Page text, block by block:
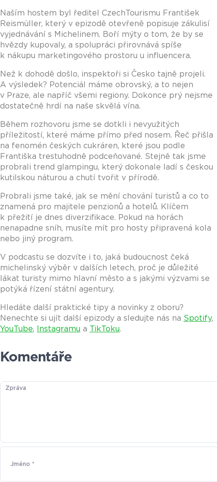
Naším hostem byl ředitel CzechTourismu František
Reismüller, který v epizodě otevřeně popisuje zákulisí
vyjednávání s Michelinem. Boří mýty o tom, že by se
hvězdy kupovaly, a spolupráci přirovnává spíše
k nákupu marketingového prostoru u influencera.
Než k dohodě došlo, inspektoři si Česko tajně projeli.
A výsledek? Potenciál máme obrovský, a to nejen
v Praze, ale napříč všemi regiony. Dokonce prý nejsme
dostatečně hrdí na naše skvělá vína.
Během rozhovoru jsme se dotkli i nevyužitých
příležitostí, které máme přímo před nosem. Řeč přišla
na fenomén českých cukráren, které jsou podle
Františka trestuhodně podceňované. Stejně tak jsme
probrali trend glampingu, který dokonale ladí s českou
kutilskou náturou a chutí tvořit v přírodě.
Probrali jsme také, jak se mění chování turistů a co to
znamená pro majitele penzionů a hotelů. Klíčem
k přežití je dnes diverzifikace. Pokud na horách
nenapadne sníh, musíte mít pro hosty připravená kola
nebo jiný program.
V podcastu se dozvíte i to, jaká budoucnost čeká
michelinský výběr v dalších letech, proč je důležité
lákat turisty mimo hlavní město a s jakými výzvami se
potýká řízení státní agentury.
Hledáte další praktické tipy a novinky z oboru?
Nenechte si ujít další epizody a sledujte nás na Spotify,
YouTube, Instagramu a TikToku.
Komentáře